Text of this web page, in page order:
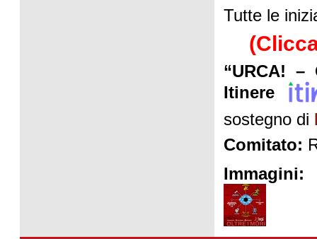
Tutte le
“URCA!
Itinere
sostegno di
Comitato:
Immagini: